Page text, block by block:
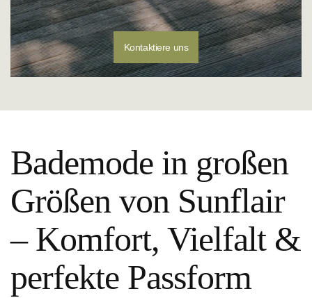
Kontaktiere uns
Bademode in großen
Größen von Sunflair
– Komfort, Vielfalt &
perfekte Passform